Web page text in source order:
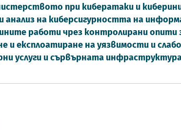
при кибератаки и
анализ на киберсигурността на
работи чрез контролирани опити
и експлоатиране на уязвимости и
услуги и сървърната